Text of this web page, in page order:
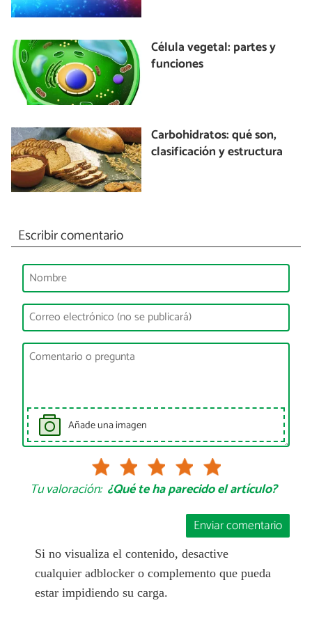
Célula vegetal: partes y
funciones
Carbohidratos: qué son,
clasificación y estructura
Escribir comentario
Añade una imagen
Tu valoración: ¿Qué te ha parecido el artículo?
Enviar comentario
Si no visualiza el contenido, desactive
cualquier adblocker o complemento que pueda
estar impidiendo su carga.